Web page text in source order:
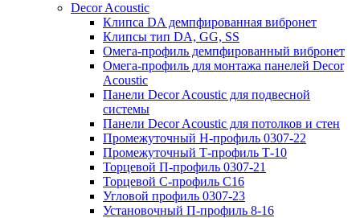
Decor Acoustic
Клипса DA демпфированная вибронет
Клипсы тип DA, GG, SS
Омега-профиль демпфированный вибронет
Омега-профиль для монтажа панелей Decor
Acoustic
Панели Decor Acoustic для подвесной
системы
Панели Decor Acoustic для потолков и стен
Промежуточный Н-профиль 0307-22
Промежуточный Т-профиль Т-10
Торцевой П-профиль 0307-21
Торцевой С-профиль С16
Угловой профиль 0307-23
Установочный П-профиль 8-16